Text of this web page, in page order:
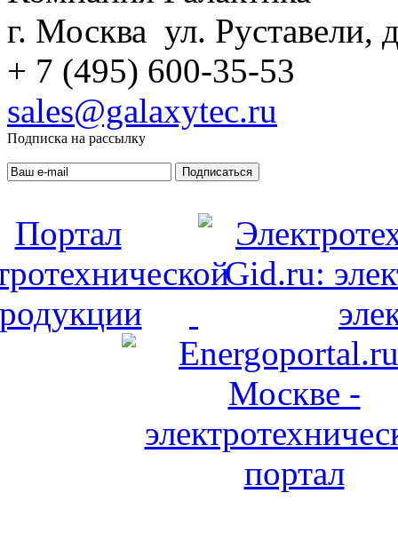
г. Москва ул. Руставели,
+ 7 (495) 600-35-53
sales@galaxytec.ru
Подписка на рассылку
Подписаться